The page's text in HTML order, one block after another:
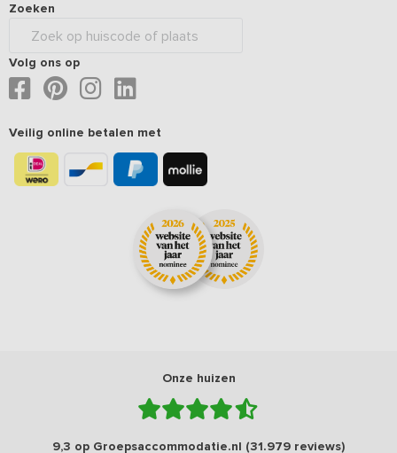
Zoeken
Volg ons op
Veilig online betalen met
Onze huizen
9,3 op Groepsaccommodatie.nl (31.979 reviews)